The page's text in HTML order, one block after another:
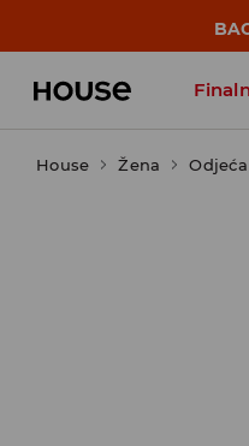
House Žena Odjeća